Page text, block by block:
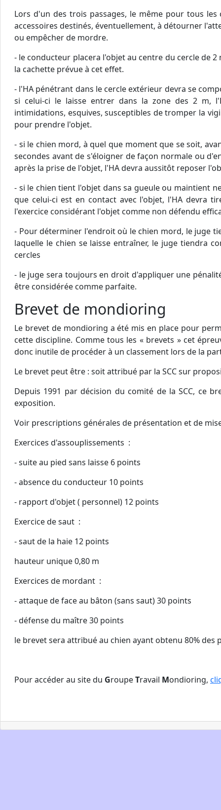
Lors d'un des trois passages, le même pour tous
accessoires destinés, éventuellement, à détourner
ou empêcher de mordre.
- le conducteur placera l'objet au centre du cercle de
la cachette prévue à cet effet.
- l'HA pénétrant dans le cercle extérieur devra se
si celui-ci le laisse entrer dans la zone des 2 m,
intimidations, esquives, susceptibles de tromper la
pour prendre l'objet.
- si le chien mord, à quel que moment que se soit,
secondes avant de s'éloigner de façon normale ou
après la prise de l'objet, l'HA devra aussitôt reposer
- si le chien tient l'objet dans sa gueule ou maintient
que celui-ci est en contact avec l'objet, l'HA devra
l'exercice considérant l'objet comme non défendu
- Pour déterminer l'endroit où le chien mord, le juge
laquelle le chien se laisse entraîner, le juge tiendra
cercles
- le juge sera toujours en droit d'appliquer une
être considérée comme parfaite.
Brevet de mondioring
Le brevet de mondioring a été mis en place pour
cette discipline. Comme tous les « brevets » cet
donc inutile de procéder à un classement lors de la
Le brevet peut être : soit attribué par la SCC sur
Depuis 1991 par décision du comité de la SCC, ce
exposition.
Voir prescriptions générales de présentation et de
Exercices d'assouplissements :
- suite au pied sans laisse 6 points
- absence du conducteur 10 points
- rapport d'objet ( personnel) 12 points
Exercice de saut :
- saut de la haie 12 points
hauteur unique 0,80 m
Exercices de mordant :
- attaque de face au bâton (sans saut) 30 points
- défense du maître 30 points
le brevet sera attribué au chien ayant obtenu 80% des
Pour accéder au site du GroupeTravail Mondioring,